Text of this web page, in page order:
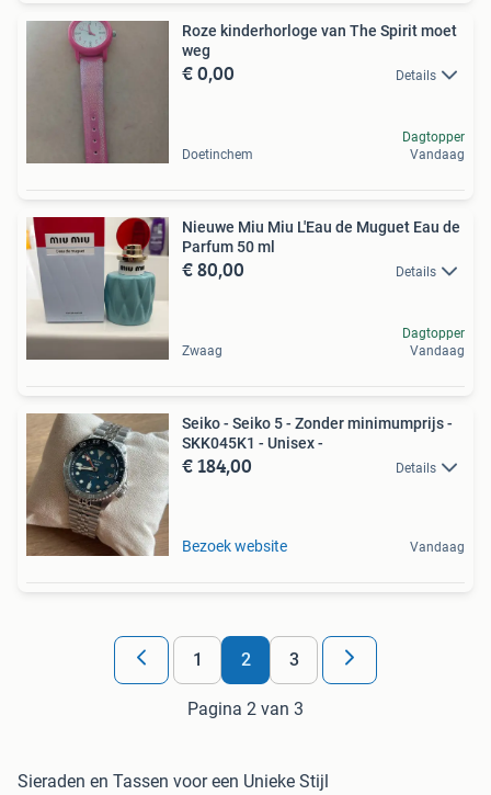
Roze kinderhorloge van The Spirit moet
weg
€ 0,00 Details
Doetinchem
Dagtopper
Vandaag
Nieuwe Miu Miu L'Eau de Muguet Eau de
Parfum 50 ml
€ 80,00 Details
Zwaag
Dagtopper
Vandaag
Seiko - Seiko 5 - Zonder minimumprijs -
SKK045K1 - Unisex -
€ 184,00 Details
Bezoek website Vandaag
1 2 3
Pagina 2 van 3
Sieraden en Tassen voor een Unieke Stijl